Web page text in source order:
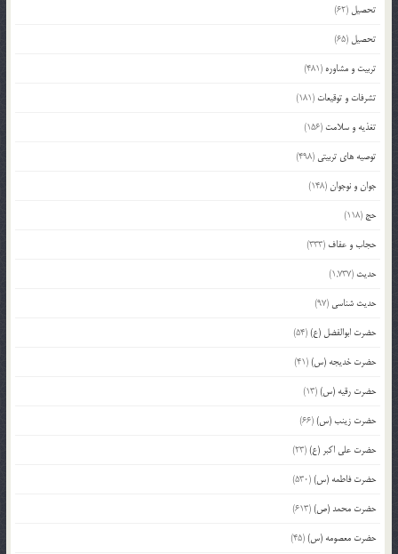
تحصیل (62)
تحصیل (65)
تربیت و مشاوره (481)
تشرفات و توقیعات (181)
تغذیه و سلامت (156)
توصیه های تربیتی (498)
جوان و نوجوان(148)
حج (118)
حجاب و عفاف (333)
حدیث (1,737)
حدیث شناسی (97)
حضرت ابوالفضل (ع)(54)
حضرت خدیجه (س)(41)
حضرت رقیه (س)(13)
حضرت زینب (س)(66)
حضرت علی اکبر (ع)(23)
حضرت فاطمه (س)(530)
حضرت محمد (ص)(613)
حضرت معصومه (س)(45)